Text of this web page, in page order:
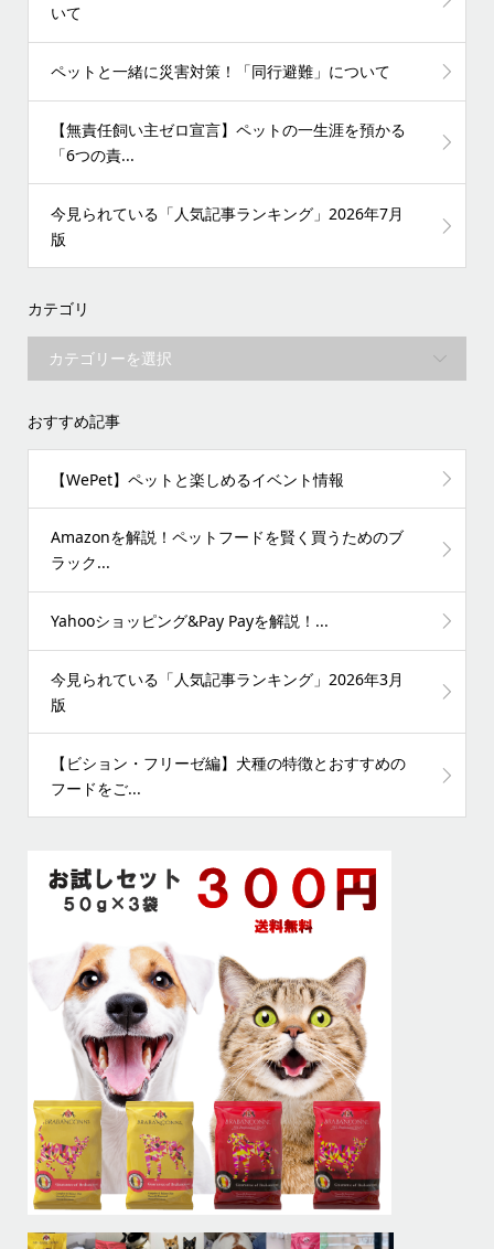
いて
ペットと一緒に災害対策！「同行避難」について
【無責任飼い主ゼロ宣言】ペットの一生涯を預かる
「6つの責...
今見られている「人気記事ランキング」2026年7月
版
カテゴリ
おすすめ記事
【WePet】ペットと楽しめるイベント情報
Amazonを解説！ペットフードを賢く買うためのブ
ラック...
Yahooショッピング&Pay Payを解説！...
今見られている「人気記事ランキング」2026年3月
版
【ビション・フリーゼ編】犬種の特徴とおすすめの
フードをご...